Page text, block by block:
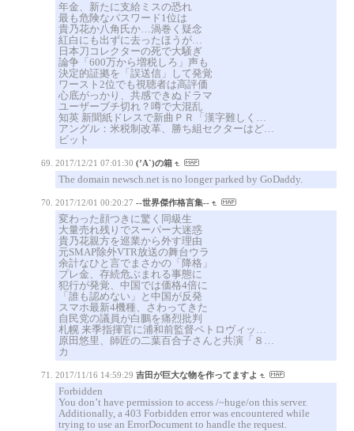
年金、新たに支給ミスの恐れ
最も危険なパスワード1位は
貴乃花か八角氏か…渦巻く疑念
紅白にも出ずに去ったほうが…
日本刀コレクターの死で大騒ぎ
論争「600万から増税しろ」声も
決定的証拠を「誤送信」して発覚
ワースト2位でも視聴者は高評価
心底がっかり、共感できぬドラマ
ユーザーブチ切れ？噂で大混乱
知英 新聞紙ドレスで新曲ＰＲ「漢字難しく…
アングル：米税制改革、勝ち組セクターはど…
ビット
2017/12/21 07:01:30 (’A`)の箱
The domain newsch.net is no longer parked by GoDaddy.
2017/12/01 00:20:27 --世界傑作格言集--
変わった顔つきに驚く同級生
大量売れ残りでスーパー大迷惑
貴乃花親方を巡業から外す理由
元SMAP除外VTR放送の舞台ウラ
余計なひと言でまさかの「降格」
プレ金、存続危ぶまれる事態に
犯行が発覚、中国では価格4倍に
「誰も認めない」と中国が反発
スマホ最新4機種、さわってきた
自民党の議員が白鵬を痛烈批判
札幌 来季指揮官に浦和前監督ペトロヴィッ…
原田悠里、師匠の二葉百合子さんと共演「８…
カ
2017/11/16 14:59:29 吉田が巨大な物を作ってますよ
Forbidden
You don’t have permission to access /~huge/on this server.
Additionally, a 403 Forbidden error was encountered while
trying to use an ErrorDocument to handle the request.